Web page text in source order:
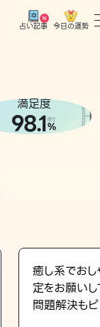
占い記事 今日の運勢
満足度
98.1※1
%
癒し系でおし
定をお願い
問題解決もピ